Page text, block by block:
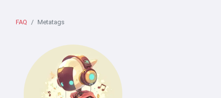
FAQ Metatags